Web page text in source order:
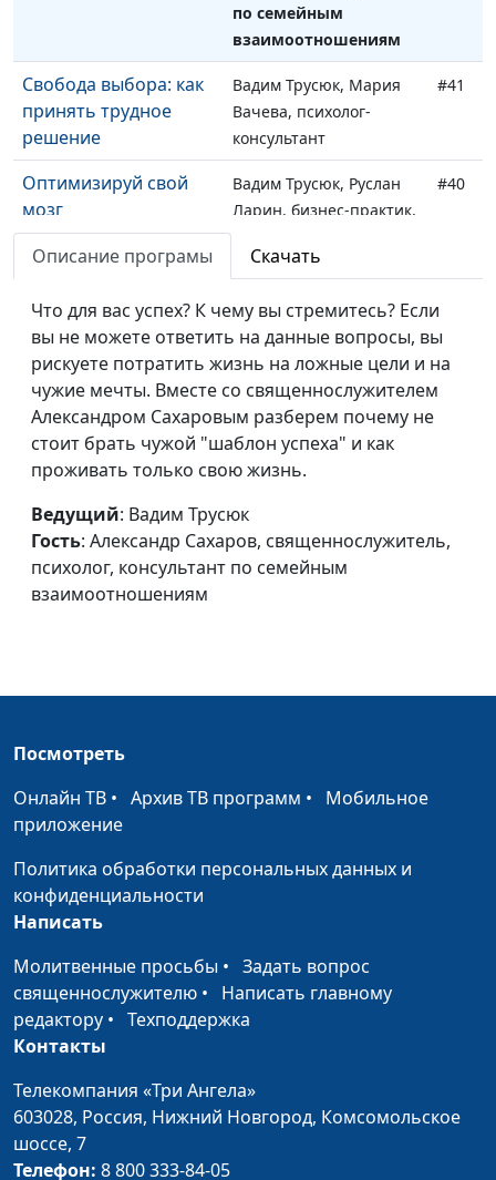
по семейным
взаимоотношениям
Свобода выбора: как
принять трудное
решение
Вадим Трусюк, Мария
Вачева, психолог-
консультант
#41
Оптимизируй свой
мозг
Вадим Трусюк, Руслан
Ларин, бизнес-практик,
предпринимателей и
по корпоративному
управлению
#40
Честность: выгоды и
риски
Вадим Трусюк, Андрей
Качалаба,
священнослужитель,
доктор практического
Найти себя
настоящего
Вадим Трусюк, Мария
Вачева, психолог-
#38
священнослужитель,
Детство: как оно
влияет на жизнь
человека
Вадим Трусюк, Мария
Успешность:
обратная сторона
доктор практического
богословия, блогер
Привычки успешных
коуч
предпринимателей и
Описание програмы Скачать
Что для вас успех? К чему вы стремитесь? Если
вы не можете ответить на данные вопросы, вы
рискуете потратить жизнь на ложные цели и на
чужие мечты. Вместе со священнослужителем
Александром Сахаровым разберем почему не
стоит брать чужой "шаблон успеха" и как
проживать только свою жизнь.
Ведущий: Вадим Трусюк
Гость: Александр Сахаров, священнослужитель,
психолог, консультант по семейным
взаимоотношениям
Посмотреть
Онлайн ТВ • Архив ТВ программ • Мобильное
приложение
Политика обработки персональных данных и
конфиденциальности
Написать
Молитвенные просьбы • Задать вопрос
священнослужителю • Написать главному
редактору • Техподдержка
Контакты
Телекомпания «Три Ангела»
603028, Россия, Нижний Новгород, Комсомольское
шоссе, 7
Телефон: 8 800 333-84-05